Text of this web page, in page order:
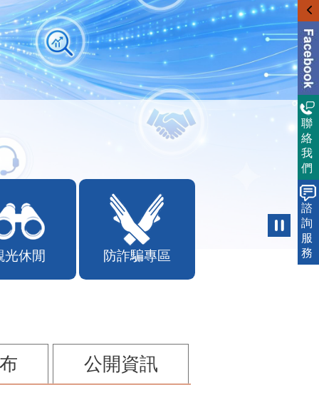
光休閒 防詐騙專區
公開資訊
聯
絡
我
們
諮
詢
服
務